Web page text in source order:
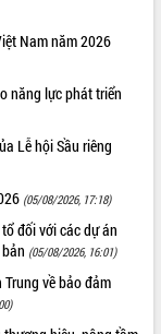
Nam năm 2026
năng lực phát triển
Lễ hội Sầu riêng
(05/08/2026, 17:18)
đối với các dự án
(05/08/2026, 16:01)
về bảo đảm